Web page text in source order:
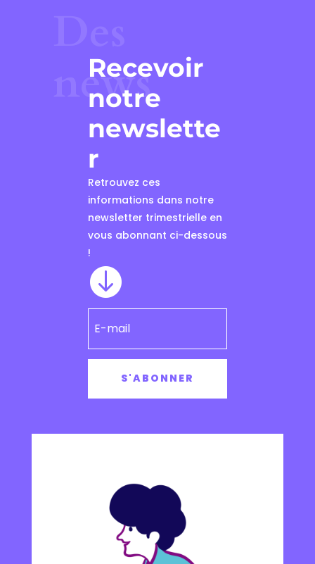
news
Recevoir
notre
newslette
r
Retrouvez ces
informations dans notre
newsletter trimestrielle en
vous abonnant ci-dessous
!

S'ABONNER